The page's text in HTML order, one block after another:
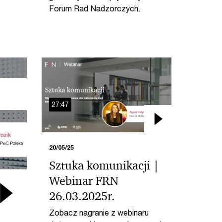
Forum Rad Nadzorczych.
20/05/25
Sztuka komunikacji |
Webinar FRN
26.03.2025r.
Zobacz nagranie z webinaru
27:47